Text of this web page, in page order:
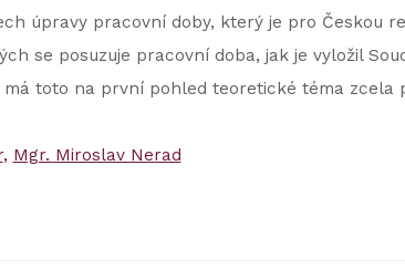
úpravy pracovní doby, který je pro Českou
se posuzuje pracovní doba, jak je vyložil
toto na první pohled teoretické téma zcela
Mgr. Miroslav Nerad